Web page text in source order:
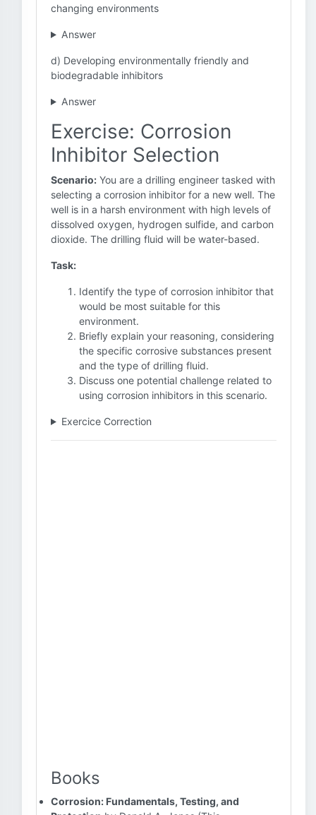
changing environments
Answer
d) Developing environmentally friendly and
biodegradable inhibitors
Answer
Exercise: Corrosion
Inhibitor Selection
Scenario: You are a drilling engineer tasked with
selecting a corrosion inhibitor for a new well. The
well is in a harsh environment with high levels of
dissolved oxygen, hydrogen sulfide, and carbon
dioxide. The drilling fluid will be water-based.
Task:
Identify the type of corrosion inhibitor that
would be most suitable for this
environment.
Briefly explain your reasoning, considering
the specific corrosive substances present
and the type of drilling fluid.
Discuss one potential challenge related to
using corrosion inhibitors in this scenario.
Exercice Correction
Books
Corrosion: Fundamentals, Testing, and